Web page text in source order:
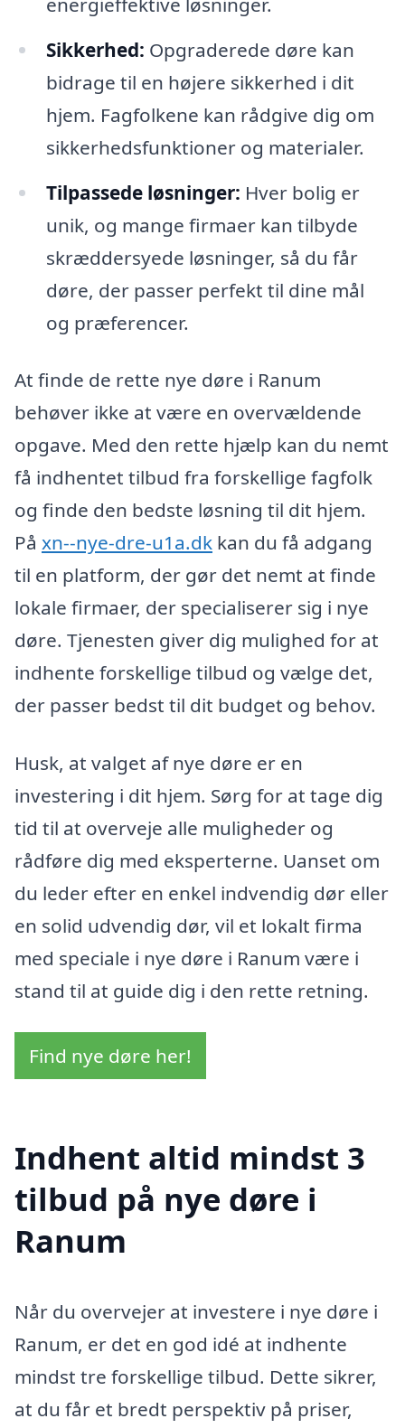
Sikkerhed: Opgraderede døre kan
bidrage til en højere sikkerhed i dit
hjem. Fagfolkene kan rådgive dig om
sikkerhedsfunktioner og materialer.
Tilpassede løsninger: Hver bolig er
unik, og mange firmaer kan tilbyde
skræddersyede løsninger, så du får
døre, der passer perfekt til dine mål
og præferencer.
At finde de rette nye døre i Ranum
behøver ikke at være en overvældende
opgave. Med den rette hjælp kan du nemt
få indhentet tilbud fra forskellige fagfolk
og finde den bedste løsning til dit hjem.
På xn--nye-dre-u1a.dk kan du få adgang
til en platform, der gør det nemt at finde
lokale firmaer, der specialiserer sig i nye
døre. Tjenesten giver dig mulighed for at
indhente forskellige tilbud og vælge det,
der passer bedst til dit budget og behov.
Husk, at valget af nye døre er en
investering i dit hjem. Sørg for at tage dig
tid til at overveje alle muligheder og
rådføre dig med eksperterne. Uanset om
du leder efter en enkel indvendig dør eller
en solid udvendig dør, vil et lokalt firma
med speciale i nye døre i Ranum være i
stand til at guide dig i den rette retning.
Find nye døre her!
Indhent altid mindst 3
tilbud på nye døre i
Ranum
Når du overvejer at investere i nye døre i
Ranum, er det en god idé at indhente
mindst tre forskellige tilbud. Dette sikrer,
at du får et bredt perspektiv på priser,